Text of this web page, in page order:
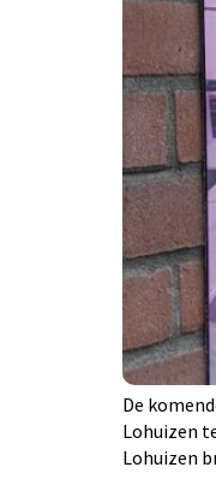
De
Lohuizen
Lohuizen